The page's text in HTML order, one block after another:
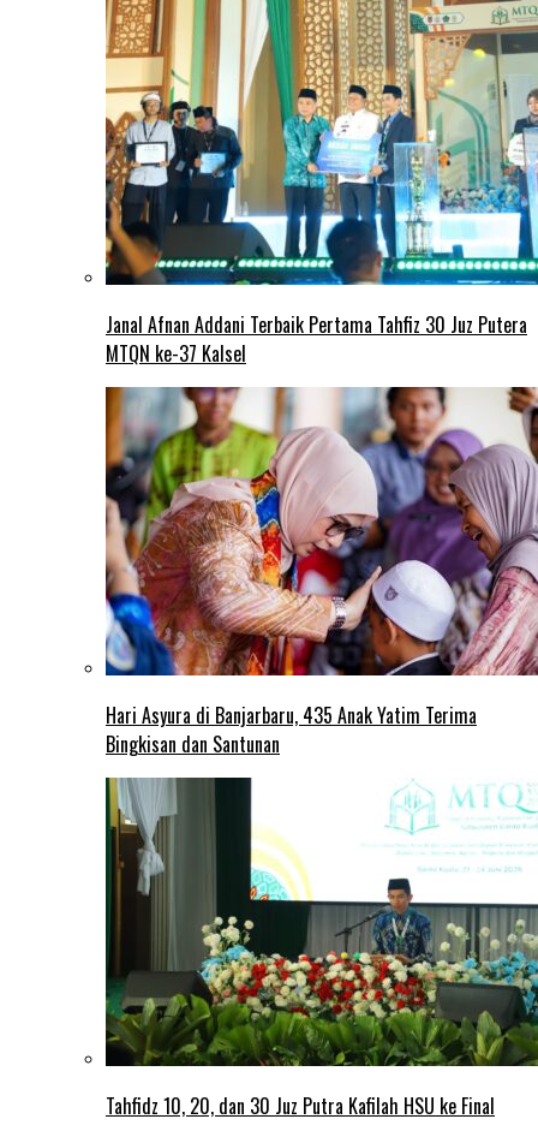
Janal Afnan Addani Terbaik Pertama Tahfiz 30 Juz Putera
MTQN ke-37 Kalsel
Hari Asyura di Banjarbaru, 435 Anak Yatim Terima
Bingkisan dan Santunan
Tahfidz 10, 20, dan 30 Juz Putra Kafilah HSU ke Final